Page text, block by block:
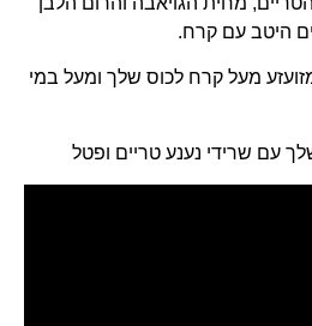
היטב עם קרח.
מעל קרח לכוס שלך ומעל במי